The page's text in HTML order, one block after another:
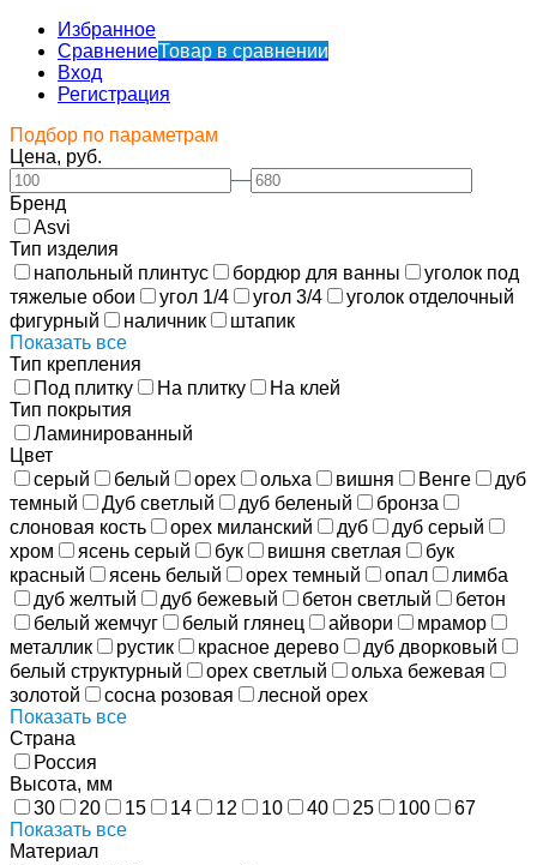
Избранное
СравнениеТовар в сравнении
Вход
Регистрация
Подбор по параметрам
Цена, руб.
—
Бренд
Asvi
Тип изделия
напольный плинтус
бордюр для ванны
уголок под
тяжелые обои
угол 1/4 угол 3/4
уголок отделочный
фигурный
наличник
штапик
Показать все
Тип крепления
Под плитку
На плитку
На клей
Тип покрытия
Ламинированный
Цвет
серый
белый орех ольха вишня Венге
дуб
темный
Дуб светлый дуб беленый
бронза
слоновая кость
орех миланский дуб
дуб серый
хром
ясень серый бук вишня светлая
бук
красный
ясень белый орех темный опал
лимба
дуб желтый
дуб бежевый бетон светлый
бетон
белый жемчуг
белый глянец айвори
мрамор
металлик
рустик красное дерево
дуб дворковый
белый структурный
орех светлый
ольха бежевая
золотой
сосна розовая
лесной орех
Показать все
Страна
Россия
Высота, мм
30
20 15 14 12 10 40 25 100
67
Показать все
Материал